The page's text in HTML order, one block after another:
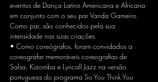
eventos de Dança Latino Americana e Africana
em conjunto com o seu par Vanda Gameiro.
Como par, são conhecidos pela sua
intensidade nas suas criações.
• Como coreógrafos, foram convidados a
coreografar memoráveis coreografias de
Salsa, Kizomba e Lyricall Jazz na versão
portuguesa do programa So You Think You